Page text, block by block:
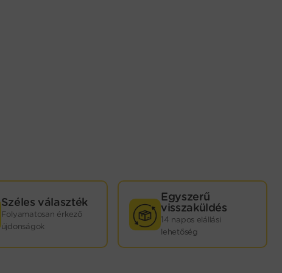
Széles választék
Folyamatosan érkező
újdonságok
Egyszerű
visszaküldés
14 napos elállási
lehetőség